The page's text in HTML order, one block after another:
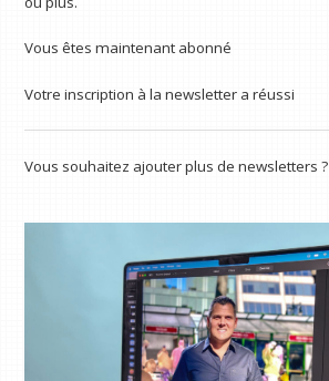
Vous êtes maintenant abonné
Votre inscription à la newsletter a réussi
Vous souhaitez ajouter plus de newsletters ?